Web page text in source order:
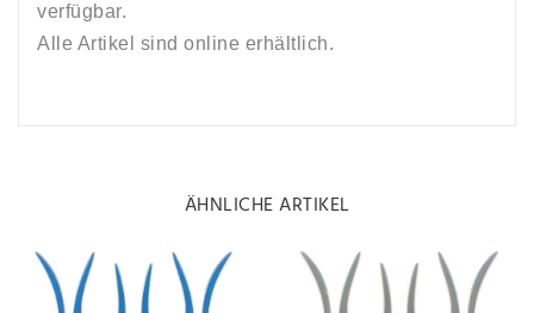
verfügbar.
Alle Artikel sind online erhältlich.
ÄHNLICHE ARTIKEL